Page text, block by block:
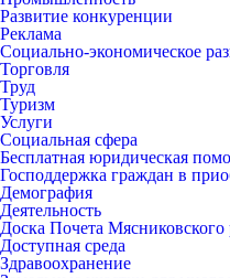
Развитие конкуренции
Реклама
Социально-экономическое
Торговля
Труд
Туризм
Услуги
Социальная сфера
Бесплатная юридическая
Господдержка граждан в
Демография
Деятельность
Доска Почета Мясниковского
Доступная среда
Здравоохранение